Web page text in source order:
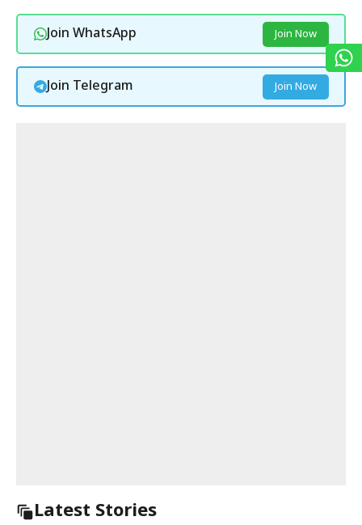
Join WhatsApp Join Now
Join Telegram Join Now
Latest Stories